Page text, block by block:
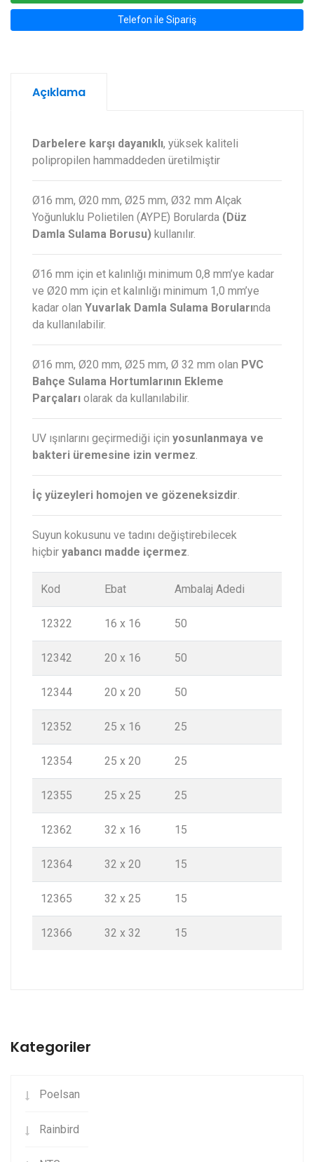
Telefon ile Sipariş
Açıklama
Darbelere karşı dayanıklı, yüksek kaliteli
polipropilen hammaddeden üretilmiştir
Ø16 mm, Ø20 mm, Ø25 mm, Ø32 mm Alçak
Yoğunluklu Polietilen (AYPE) Borularda (Düz
Damla Sulama Borusu) kullanılır.
Ø16 mm için et kalınlığı minimum 0,8 mm’ye kadar
ve Ø20 mm için et kalınlığı minimum 1,0 mm’ye
kadar olan Yuvarlak Damla Sulama Borularında
da kullanılabilir.
Ø16 mm, Ø20 mm, Ø25 mm, Ø 32 mm olan PVC
Bahçe Sulama Hortumlarının Ekleme
Parçaları olarak da kullanılabilir.
UV ışınlarını geçirmediği için yosunlanmaya ve
bakteri üremesine izin vermez.
İç yüzeyleri homojen ve gözeneksizdir.
Suyun kokusunu ve tadını değiştirebilecek
hiçbir yabancı madde içermez.
Kod Ebat Ambalaj Adedi
12322 16 x 16 50
12342 20 x 16 50
12344 20 x 20 50
12352 25 x 16 25
12354 25 x 20 25
12355 25 x 25 25
12362 32 x 16 15
12364 32 x 20 15
12365 32 x 25 15
12366 32 x 32 15
Kategoriler
Poelsan
Rainbird